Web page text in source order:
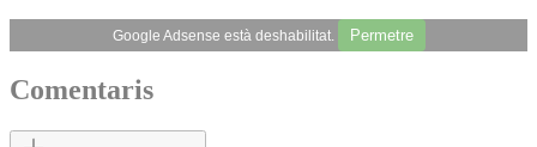
Google Adsense està deshabilitat. Permetre
Comentaris